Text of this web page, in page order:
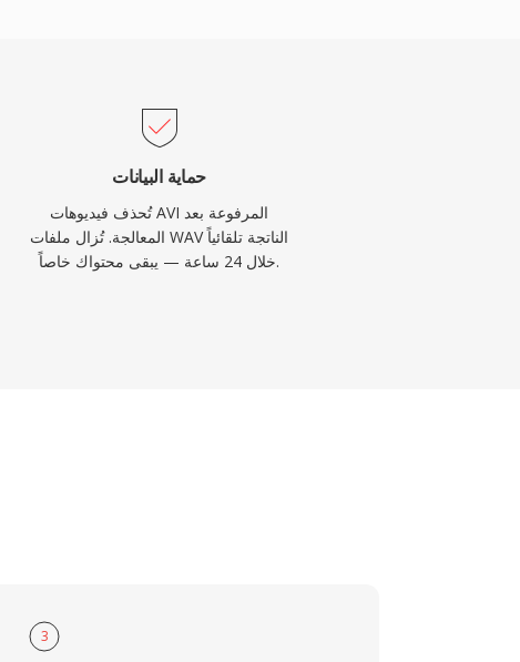
حماية البيانات
تُحذف فيديوهات AVI المرفوعة بعد
المعالجة. تُزال ملفات WAV الناتجة تلقائياً
خلال 24 ساعة — يبقى محتواك خاصاً.
3